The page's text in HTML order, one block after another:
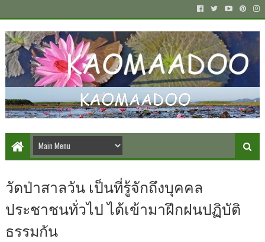
วัดป่าสาลวัน เป็นที่รู้จักถึงบุคคล
ประชาชนทั่วไป ได้เข้ามาฝึกฝนปฏิบัติ
ธรรมกัน